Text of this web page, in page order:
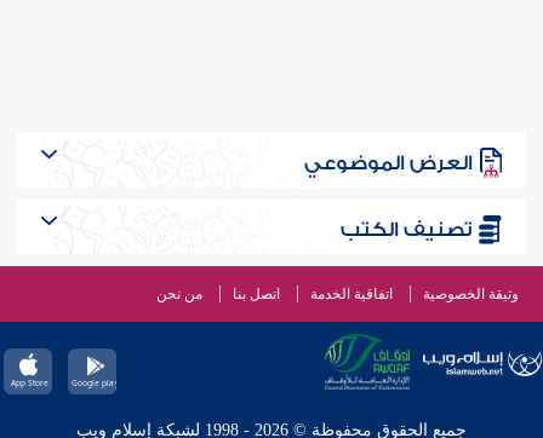
العرض الموضوعي
تصنيف الكتب
وثيقة الخصوصية اتفاقية الخدمة اتصل بنا من نحن
جميع الحقوق محفوظة © 2026 - 1998 لشبكة إسلام ويب